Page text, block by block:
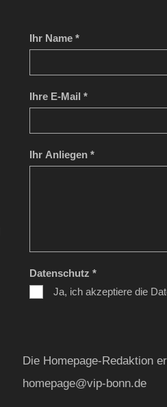
Ihr Name *
Ihre E-Mail *
Ihr Anliegen *
Datenschutz *
Ja, ich akzeptiere die
Die Homepage-Redaktion
homepage@vip-bonn.de